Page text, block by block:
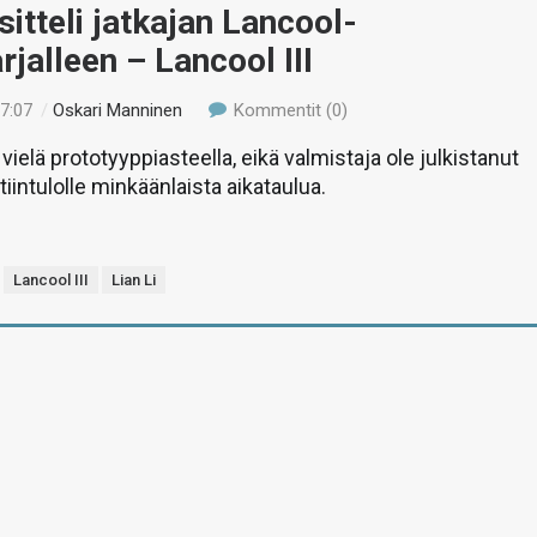
jatkajan Lancool-
– Lancool III
/Oskari Manninen Kommentit (0)
prototyyppiasteella, eikä valmistaja ole julkistanut
minkäänlaista aikataulua.
Lancool III Lian Li